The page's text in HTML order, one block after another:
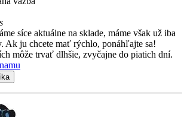
síce aktuálne na sklade, máme však už iba
Ak ju chcete mať rýchlo, ponáhľajte sa!
môže trvať dlhšie, zvyčajne do piatich dní.